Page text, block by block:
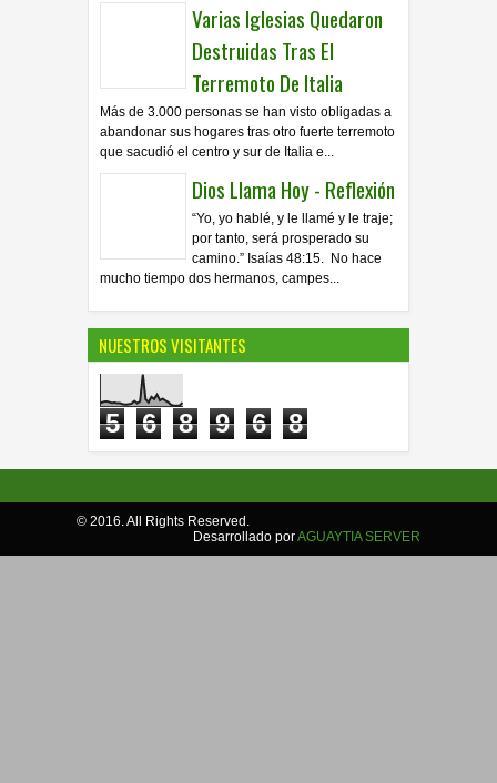
Varias Iglesias Quedaron
Destruidas Tras El
Terremoto De Italia
Más de 3.000 personas se han visto obligadas a
abandonar sus hogares tras otro fuerte terremoto
que sacudió el centro y sur de Italia e...
Dios Llama Hoy - Reflexión
“Yo, yo hablé, y le llamé y le traje;
por tanto, será prosperado su
camino.” Isaías 48:15. No hace
mucho tiempo dos hermanos, campes...
NUESTROS VISITANTES
5 6 8 9 6 8
© 2016. All Rights Reserved.
Desarrollado porAGUAYTIA SERVER